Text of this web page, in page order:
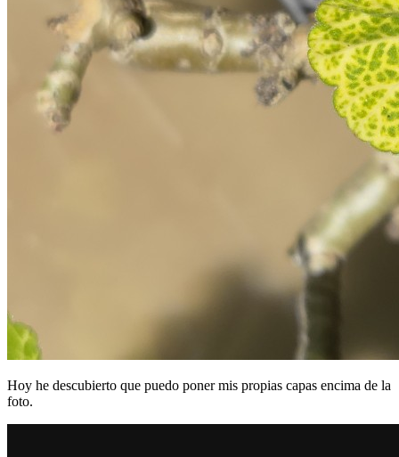
Hoy he descubierto que puedo poner mis propias capas encima de la
foto.